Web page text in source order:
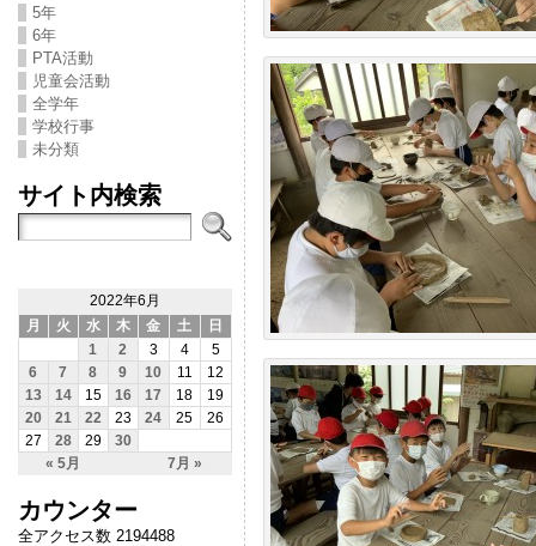
5年
6年
PTA活動
児童会活動
全学年
学校行事
未分類
サイト内検索
2022年6月
月
火 水 木 金 土 日
« 5月 7月 »
1 2 3 4
5
6
7 8 9 10 11
12
13
14 15 16 17 18
19
20
21 22 23 24 25
26
27
28 29 30
カウンター
全アクセス数 2194488